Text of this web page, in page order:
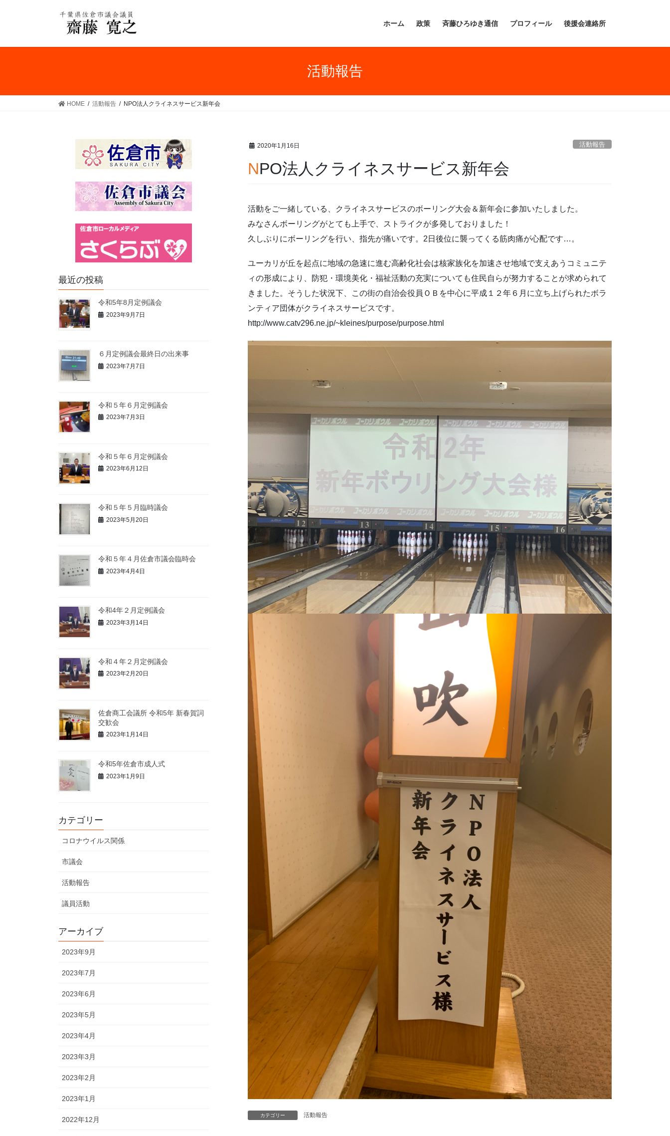
ホーム 政策 斉藤ひろゆき通信 プロフィール 後援会連絡所
活動報告
HOME 活動報告 NPO法人クライネスサービス新年会
2020年1月16日 活動報告
NPO法人クライネスサービス新年会
活動をご一緒している、クライネスサービスのボーリング大会＆新年会に参加いたしました。
みなさんボーリングがとても上手で、ストライクが多発しておりました！
久しぶりにボーリングを行い、指先が痛いです。2日後位に襲ってくる筋肉痛が心配です…。
ユーカリが丘を起点に地域の急速に進む高齢化社会は核家族化を加速させ地域で支えあうコミュニテ
ィの形成により、防犯・環境美化・福祉活動の充実についても住民自らが努力することが求められて
きました。そうした状況下、この街の自治会役員ＯＢを中心に平成１２年６月に立ち上げられたボラ
ンティア団体がクライネスサービスです。
http://www.catv296.ne.jp/~kleines/purpose/purpose.html
カテゴリー 活動報告
最近の投稿
令和5年8月定例議会
2023年9月7日
６月定例議会最終日の出来事
2023年7月7日
令和５年６月定例議会
2023年7月3日
令和５年６月定例議会
2023年6月12日
令和５年５月臨時議会
2023年5月20日
令和５年４月佐倉市議会臨時会
2023年4月4日
令和4年２月定例議会
2023年3月14日
令和４年２月定例議会
2023年2月20日
佐倉商工会議所 令和5年 新春賀詞
交歓会
2023年1月14日
令和5年佐倉市成人式
2023年1月9日
カテゴリー
コロナウイルス関係
市議会
活動報告
議員活動
アーカイブ
2023年9月
2023年7月
2023年6月
2023年5月
2023年4月
2023年3月
2023年2月
2023年1月
2022年12月